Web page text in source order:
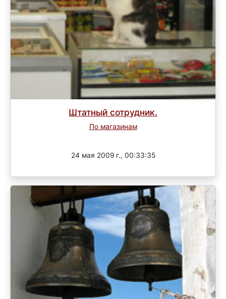
Штатный сотрудник.
По магазинам
24 мая 2009 г., 00:33:35